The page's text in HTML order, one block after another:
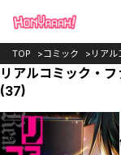
TOP コミック リア
リアルコミック・
(37)